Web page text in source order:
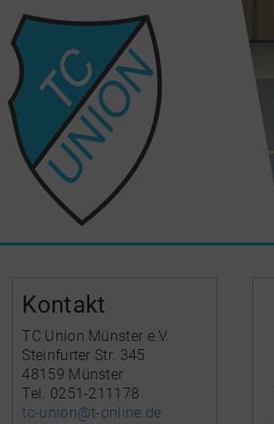
Kontakt
TC Union Münster e.V.
Steinfurter Str. 345
48159 Münster
Tel. 0251-211178
tc-union@t-online.de